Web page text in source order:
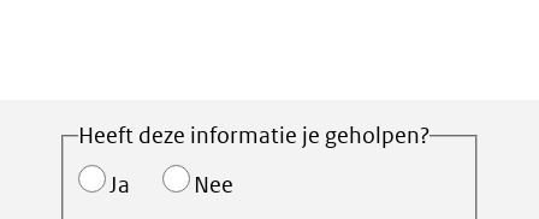
Heeft deze informatie je geholpen?
Ja
Nee